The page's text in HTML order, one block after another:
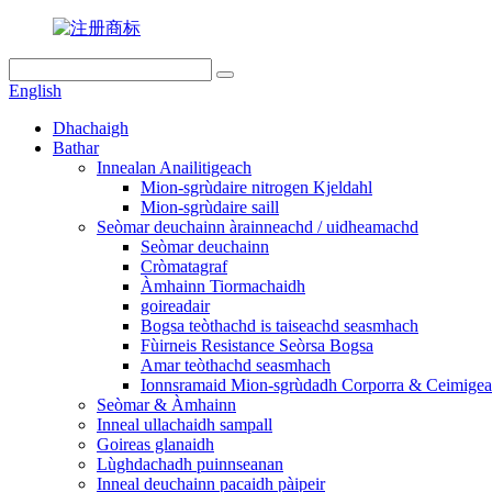
English
Dhachaigh
Bathar
Innealan Anailitigeach
Mion-sgrùdaire nitrogen Kjeldahl
Mion-sgrùdaire saill
Seòmar deuchainn àrainneachd / uidheamachd
Seòmar deuchainn
Cròmatagraf
Àmhainn Tiormachaidh
goireadair
Bogsa teòthachd is taiseachd seasmhach
Fùirneis Resistance Seòrsa Bogsa
Amar teòthachd seasmhach
Ionnsramaid Mion-sgrùdadh Corporra &
Seòmar & Àmhainn
Inneal ullachaidh sampall
Goireas glanaidh
Lùghdachadh puinnseanan
Inneal deuchainn pacaidh pàipeir